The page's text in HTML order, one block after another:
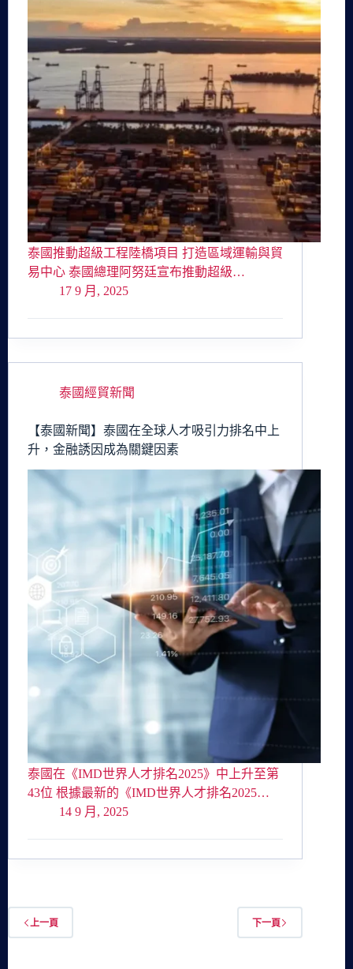
泰國推動超級工程陸橋項目 打造區域運輸與貿
易中心 泰國總理阿努廷宣布推動超級…
17 9 月, 2025
泰國經貿新聞
【泰國新聞】泰國在全球人才吸引力排名中上
升，金融誘因成為關鍵因素
泰國在《IMD世界人才排名2025》中上升至第
43位 根據最新的《IMD世界人才排名2025…
14 9 月, 2025
上一頁 下一頁